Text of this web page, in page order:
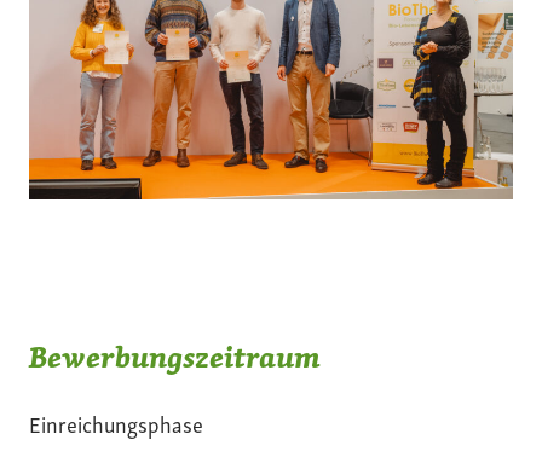
Bewerbungszeitraum
Einreichungsphase